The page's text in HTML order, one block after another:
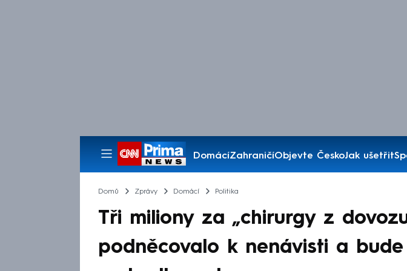
DomácíZahraničíObjevte ČeskoJak ušetřit
Pořady
Domů Zprávy Domácí Politika
Tři miliony za „chirurgy z
podněcovalo k nenávisti a